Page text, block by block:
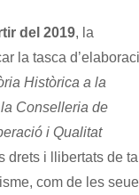
del 2019, la
la tasca
Històrica a la
Conselleria de
i Qualitat
drets i llibertats de
com de les